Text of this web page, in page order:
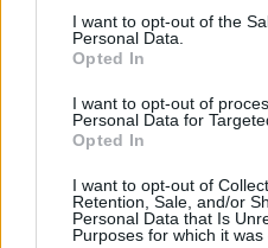
consent section.
I want to opt-out of the
Personal Data.
Opted In
I want to opt-out of
Personal Data for
Opted In
I want to opt-out of
Retention, Sale, and/or
Personal Data that Is
Purposes for which it was
σύγκρουση
Λένα Σαμαρά:
για τον έναν χρόνο
κόρης του Αντώνη
Γερμανία:
ανθρωποκτονίες
Μεταφορές
θεωρηθούν δωρεές
– Τι ισχυεί για τις